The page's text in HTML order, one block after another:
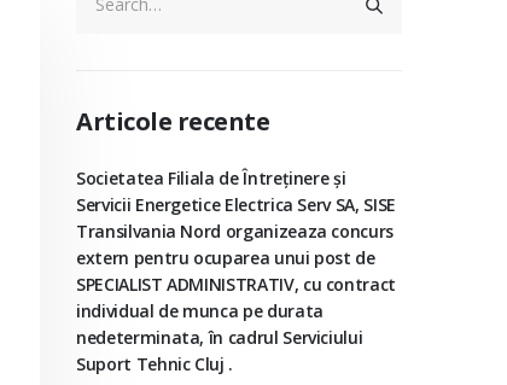
Articole recente
Societatea Filiala de Întreţinere şi
Servicii Energetice Electrica Serv SA, SISE
Transilvania Nord organizeaza concurs
extern pentru ocuparea unui post de
SPECIALIST ADMINISTRATIV, cu contract
individual de munca pe durata
nedeterminata, în cadrul Serviciului
Suport Tehnic Cluj .